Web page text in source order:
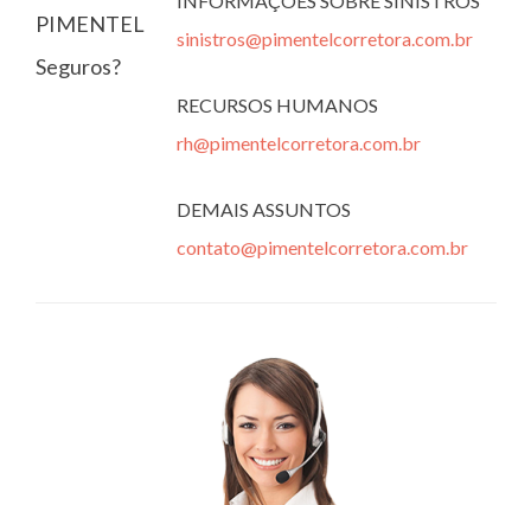
PIMENTEL
Seguros?
sinistros@pimentelcorretora.com.br
RECURSOS HUMANOS
rh@pimentelcorretora.com.br
DEMAIS ASSUNTOS
contato@pimentelcorretora.com.br